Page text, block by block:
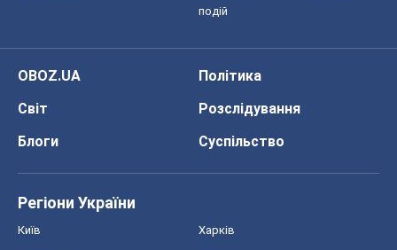
подій
OBOZ.UA
Політика
Світ
Розслідування
Блоги
Суспільство
Регіони України
Київ Харків